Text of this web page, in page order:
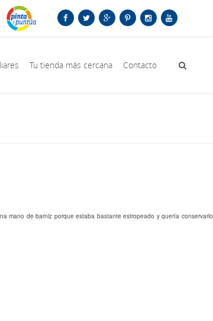
Tu tienda más cercana Contacto
mano de barniz porque estaba bastante estropeado y quería conservarlo